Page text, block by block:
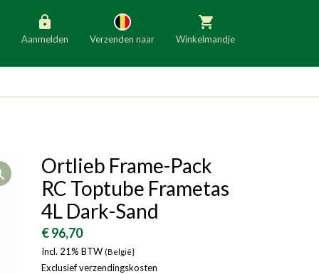
Aanmelden Verzenden naar
Slovenië Italië
Denemarken Finland
Bulgarije
Winkelmandje
Open
Ortlieb Frame-Pack
RC Toptube Frametas
4L Dark-Sand
€ 96,70
Incl. 21% BTW (België}
Exclusief verzendingskosten